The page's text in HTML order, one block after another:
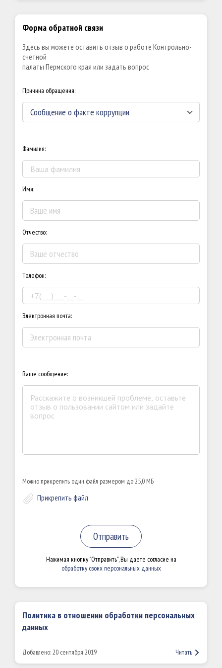
Форма обратной связи
Здесь вы можете оставить отзыв о работе Контрольно-
счетной
палаты Пермского края или задать вопрос
Причина обращения:
Сообщение о факте коррупции
Фамилия:
Имя:
Отчество:
Телефон:
Электронная почта:
Ваше сообщение:
Можно прикрепить один файл размером до 25,0 МБ
Прикрепить файл
Отправить
Нажимая кнопку "Отправить", Вы даете согласие на
обработку своих персональных данных
Политика в отношении обработки персональных
данных
Добавлено: 20 сентября 2019 Читать